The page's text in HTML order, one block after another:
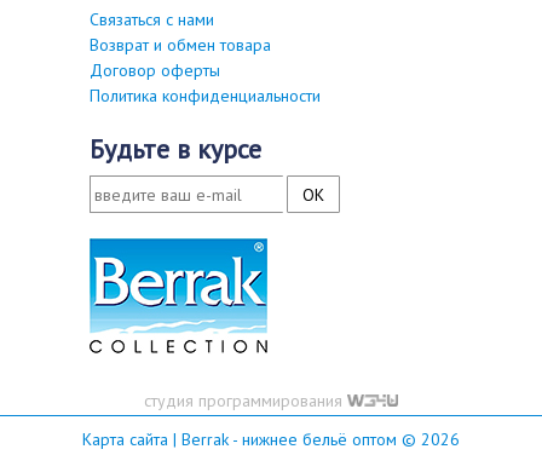
Связаться с нами
Возврат и обмен товара
Договор оферты
Политика конфиденциальности
будьте в курсе
студия программирования
Карта сайта | Berrak - нижнее бельё оптом © 2026